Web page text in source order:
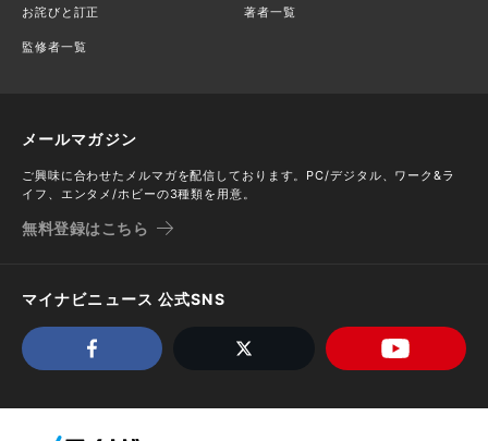
お詫びと訂正 著者一覧
監修者一覧
メールマガジン
ご興味に合わせたメルマガを配信しております。PC/デジタル、ワーク&ラ
イフ、エンタメ/ホビーの3種類を用意。
無料登録はこちら
マイナビニュース 公式SNS